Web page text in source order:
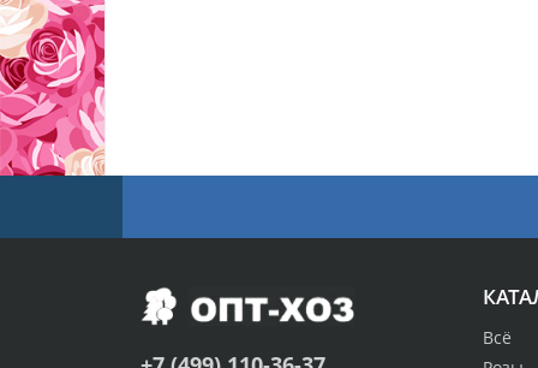
Всё